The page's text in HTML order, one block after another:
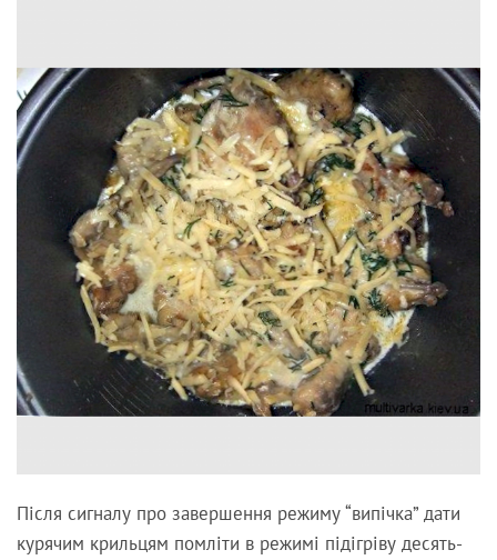
Після сигналу про завершення режиму “випічка” дати
курячим крильцям помліти в режимі підігріву десять-